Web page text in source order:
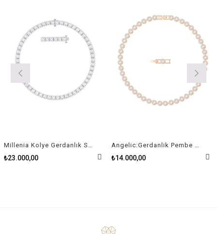
Millenia Kolye Gerdanlık Swarovski Zirconia Kare Kristal Rodyum Kaplama
₺23.000,00
Angelic:Gerdanlik Pembe Altin Kaplama
₺14.000,00